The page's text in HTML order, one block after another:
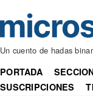
Un cuento de hadas
PORTADA
SUSCRIPCIONES